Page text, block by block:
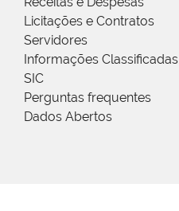
Licitações e Contratos
Servidores
Informações Classificadas
SIC
Perguntas frequentes
Dados Abertos